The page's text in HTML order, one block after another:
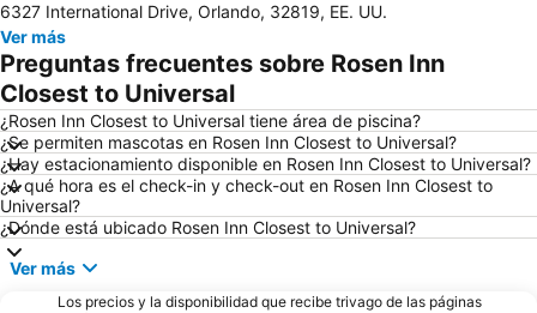
Disney's Animal Kingdom Park
Lake Buena Vista Factory Shops
Orange World
Hard Rock Cafe Orlando
Discovery Cove
Disney's Hollywood Studios
Macy's Florida Mall
Mickey’s Very Merry Christmas Party
Disney's Blizzard Beach Water Park
Epcot - Walt Disney World Resort
Downtown Arts District of Orlando
Kissimmee Gateway Airport
Paseo Universal City
Orlando International
Aquatica
Parque acuático de Disney Typhoon Lagoon
6327 International Drive, Orlando, 32819, EE. UU.
Ver más
Preguntas frecuentes sobre Rosen Inn
Closest to Universal
¿Rosen Inn Closest to Universal tiene área de piscina?
¿Se permiten mascotas en Rosen Inn Closest to Universal?
¿Hay estacionamiento disponible en Rosen Inn Closest to Universal?
¿A qué hora es el check-in y check-out en Rosen Inn Closest to
Universal?
¿Dónde está ubicado Rosen Inn Closest to Universal?
Ver más
Los precios y la disponibilidad que recibe trivago de las páginas